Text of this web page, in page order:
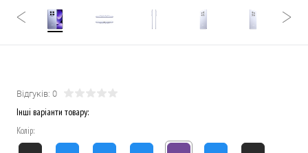
Відгуків: 0
Інші варіанти товару:
Колір: